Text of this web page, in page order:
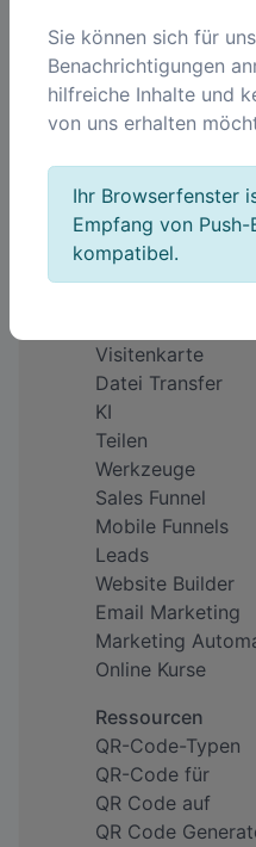
Unternehmen
Über uns
Impressum
Warum QREQ?
Feedback
Preise
Produkte
Visitenkarte
Datei Transfer
KI
Teilen
Werkzeuge
Sales Funnel
Mobile Funnels
Leads
Website Builder
Email Marketing
Marketing
Online Kurse
Ressourcen
QR-Code-Typen
QR-Code für
QR Code auf
QR Code
Sie können sich für
Benachrichtigungen
hilfreiche Inhalte und
von uns erhalten
Ihr Browserfenster
Empfang von
kompatibel.